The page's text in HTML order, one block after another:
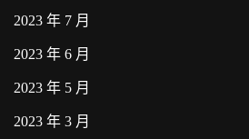
2023 年 7 月
2023 年 6 月
2023 年 5 月
2023 年 3 月